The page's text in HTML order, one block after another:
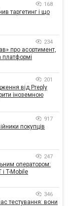
168
таргетинг і що
234
про асортимент,
платформі
201
від Preply
іноземною
917
покупців
247
оператором:
T-Mobile
346
тестування: вони